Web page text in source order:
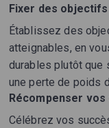
Fixer des
Établissez des
atteignables, en
durables plutôt que
une perte de poids
Récompenser
Célébrez vos